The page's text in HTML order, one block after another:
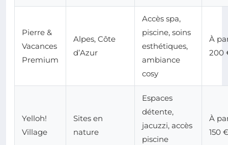
Pierre &
Vacances
Premium
Alpes, Côte
d’Azur
Accès spa,
piscine, soins
esthétiques,
ambiance
cosy
À
200
Yelloh!
Village
Sites en
nature
Espaces
détente,
jacuzzi, accès
piscine
À
150